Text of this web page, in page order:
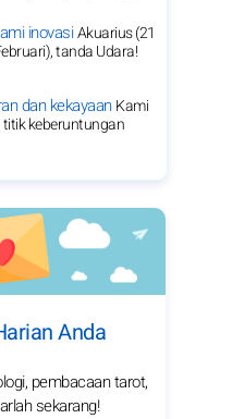
Bagaimana Rich
inovasiAkuarius (21
tanda Udara!
dan kekayaanKami
keberuntungan
Anda
pembacaan tarot,
sekarang!